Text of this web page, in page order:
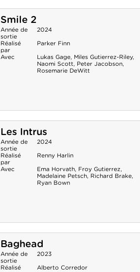
Smile 2
Année de
sortie
2024
Réalisé
par
Parker Finn
Avec
Lukas Gage, Miles Gutierrez-Riley,
Naomi Scott, Peter Jacobson,
Rosemarie DeWitt
Les Intrus
Année de
sortie
2024
Réalisé
par
Renny Harlin
Avec
Ema Horvath, Froy Gutierrez,
Madelaine Petsch, Richard Brake,
Ryan Bown
Baghead
Année de
sortie
2023
Réalisé
Alberto Corredor